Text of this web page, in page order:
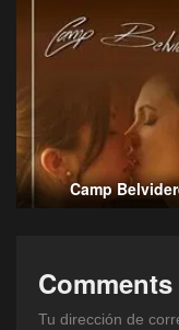
Camp
Comments
Tu dirección de